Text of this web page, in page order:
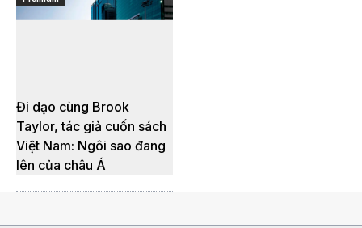
Đi dạo cùng Brook
Taylor, tác giả cuốn sách
Việt Nam: Ngôi sao đang
lên của châu Á